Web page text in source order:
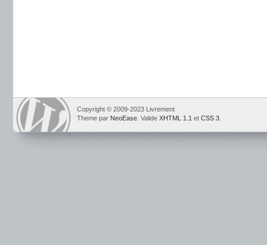
Copyright © 2009-2023 Livrement
Theme par NeoEase . Valide XHTML 1.1 et CSS 3